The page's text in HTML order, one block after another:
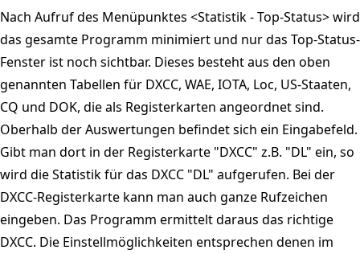
Nach Aufruf des Menüpunktes <Statistik - Top-Status> wird
das gesamte Programm minimiert und nur das Top-Status-
Fenster ist noch sichtbar. Dieses besteht aus den oben
genannten Tabellen für DXCC, WAE, IOTA, Loc, US-Staaten,
CQ und DOK, die als Registerkarten angeordnet sind.
Oberhalb der Auswertungen befindet sich ein Eingabefeld.
Gibt man dort in der Registerkarte "DXCC" z.B. "DL" ein, so
wird die Statistik für das DXCC "DL" aufgerufen. Bei der
DXCC-Registerkarte kann man auch ganze Rufzeichen
eingeben. Das Programm ermittelt daraus das richtige
DXCC. Die Einstellmöglichkeiten entsprechen denen im